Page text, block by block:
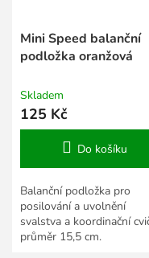
Mini Speed balanční
podložka oranžová
Skladem
125 Kč
Do košíku
Balanční podložka pro
posilování a uvolnění
svalstva a koordinační
průměr 15,5 cm.